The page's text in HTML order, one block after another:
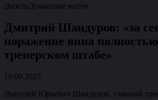
ДизельДомашние матчи
Дмитрий Шандуров: «за
поражение вина
тренерском штабе»
19.09.2025
Дмитрий Юрьевич Шандуров, главный